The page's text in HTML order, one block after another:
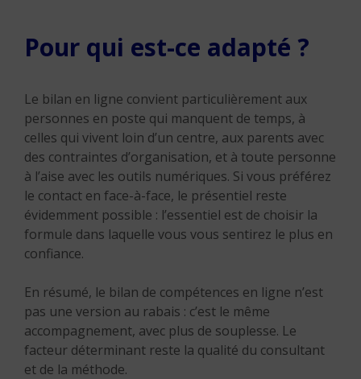
Pour qui est-ce adapté ?
Le bilan en ligne convient particulièrement aux
personnes en poste qui manquent de temps, à
celles qui vivent loin d’un centre, aux parents avec
des contraintes d’organisation, et à toute personne
à l’aise avec les outils numériques. Si vous préférez
le contact en face-à-face, le présentiel reste
évidemment possible : l’essentiel est de choisir la
formule dans laquelle vous vous sentirez le plus en
confiance.
En résumé, le bilan de compétences en ligne n’est
pas une version au rabais : c’est le même
accompagnement, avec plus de souplesse. Le
facteur déterminant reste la qualité du consultant
et de la méthode.